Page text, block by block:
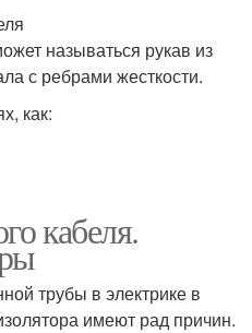
называться рукав из
с ребрами жесткости.
как:
кабеля.
трубы в электрике в
имеют рад причин.